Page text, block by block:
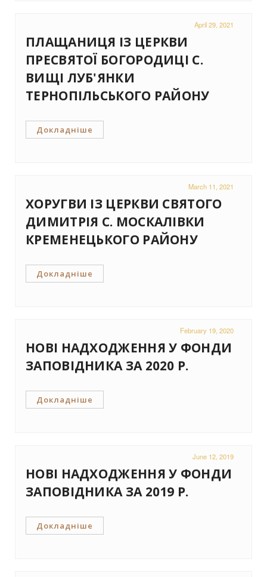
April 29, 2021
ПЛАЩАНИЦЯ ІЗ ЦЕРКВИ
ПРЕСВЯТОЇ БОГОРОДИЦІ С.
ВИЩІ ЛУБ'ЯНКИ
ТЕРНОПІЛЬСЬКОГО РАЙОНУ
Докладніше
March 11, 2021
ХОРУГВИ ІЗ ЦЕРКВИ СВЯТОГО
ДИМИТРІЯ С. МОСКАЛІВКИ
КРЕМЕНЕЦЬКОГО РАЙОНУ
Докладніше
February 19, 2020
НОВІ НАДХОДЖЕННЯ У ФОНДИ
ЗАПОВІДНИКА ЗА 2020 Р.
Докладніше
June 12, 2019
НОВІ НАДХОДЖЕННЯ У ФОНДИ
ЗАПОВІДНИКА ЗА 2019 Р.
Докладніше